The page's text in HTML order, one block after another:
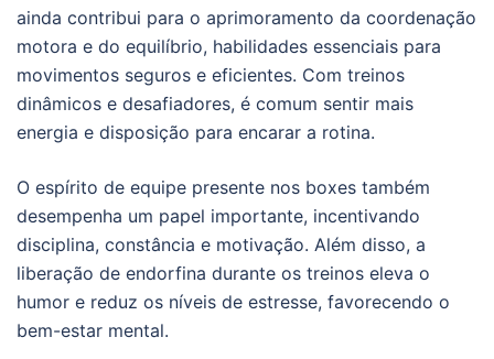
ainda contribui para o aprimoramento da coordenação
motora e do equilíbrio, habilidades essenciais para
movimentos seguros e eficientes. Com treinos
dinâmicos e desafiadores, é comum sentir mais
energia e disposição para encarar a rotina.
O espírito de equipe presente nos boxes também
desempenha um papel importante, incentivando
disciplina, constância e motivação. Além disso, a
liberação de endorfina durante os treinos eleva o
humor e reduz os níveis de estresse, favorecendo o
bem-estar mental.